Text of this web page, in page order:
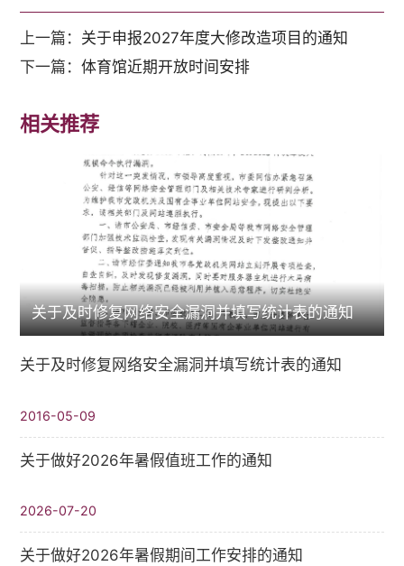
上一篇： 关于申报2027年度大修改造项目的通知
下一篇：体育馆近期开放时间安排
相关推荐
关于及时修复网络安全漏洞并填写统计表的通知
关于及时修复网络安全漏洞并填写统计表的通知
2016-05-09
关于做好2026年暑假值班工作的通知
2026-07-20
关于做好2026年暑假期间工作安排的通知